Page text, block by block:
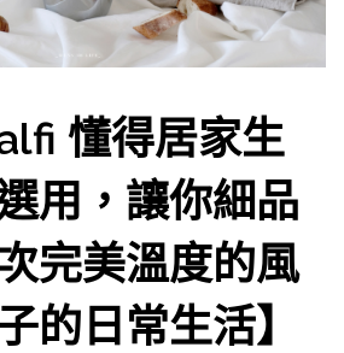
懂得居家生
用，讓你細品
完美溫度的風
的日常生活】